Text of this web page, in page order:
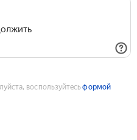
воспользуйтесьформой